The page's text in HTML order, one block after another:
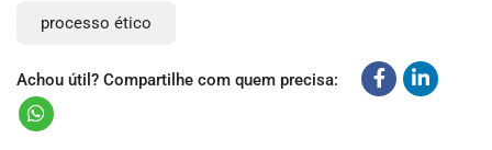
processo ético
Achou útil? Compartilhe com quem precisa: